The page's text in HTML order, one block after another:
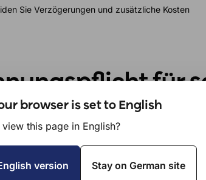
Sie Verzögerungen und zusätzliche Kosten
für
Sie
browser is set to English
this page in English?
version Stay on German site